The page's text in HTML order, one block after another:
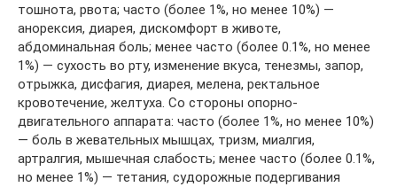
тошнота, рвота; часто (более 1%, но менее 10%) —
анорексия, диарея, дискомфорт в животе,
абдоминальная боль; менее часто (более 0.1%, но менее
1%) — сухость во рту, изменение вкуса, тенезмы, запор,
отрыжка, дисфагия, диарея, мелена, ректальное
кровотечение, желтуха. Со стороны опорно-
двигательного аппарата: часто (более 1%, но менее 10%)
— боль в жевательных мышцах, тризм, миалгия,
артралгия, мышечная слабость; менее часто (более 0.1%,
но менее 1%) — тетания, судорожные подергивания